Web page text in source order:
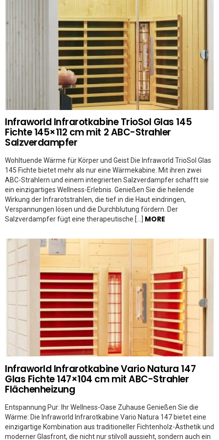
Infraworld Infrarotkabine TrioSol Glas 145
Fichte 145×112 cm mit 2 ABC-Strahler
Salzverdampfer
Wohltuende Wärme für Körper und Geist Die Infraworld TrioSol Glas
145 Fichte bietet mehr als nur eine Wärmekabine. Mit ihren zwei
ABC-Strahlern und einem integrierten Salzverdampfer schafft sie
ein einzigartiges Wellness-Erlebnis. Genießen Sie die heilende
Wirkung der Infrarotstrahlen, die tief in die Haut eindringen,
Verspannungen lösen und die Durchblutung fördern. Der
Salzverdampfer fügt eine therapeutische […] MORE
Infraworld Infrarotkabine Vario Natura 147
Glas Fichte 147×104 cm mit ABC-Strahler
Flächenheizung
Entspannung Pur: Ihr Wellness-Oase Zuhause Genießen Sie die
Wärme: Die Infraworld Infrarotkabine Vario Natura 147 bietet eine
einzigartige Kombination aus traditioneller Fichtenholz-Ästhetik und
moderner Glasfront, die nicht nur stilvoll aussieht, sondern auch ein